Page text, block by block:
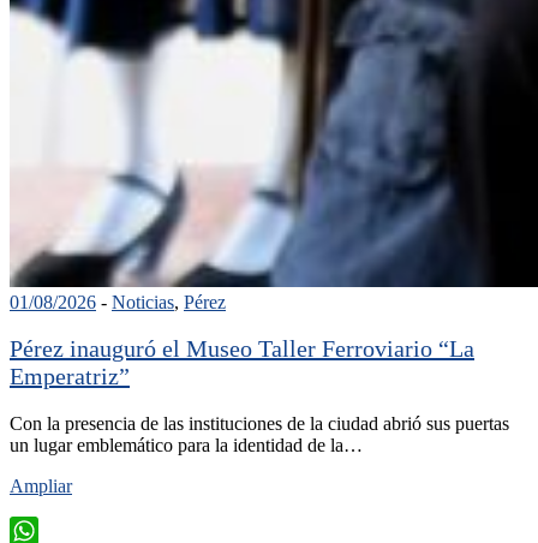
01/08/2026 - Noticias, Pérez
Pérez inauguró el Museo Taller Ferroviario “La
Emperatriz”
Con la presencia de las instituciones de la ciudad abrió sus puertas
un lugar emblemático para la identidad de la…
Ampliar